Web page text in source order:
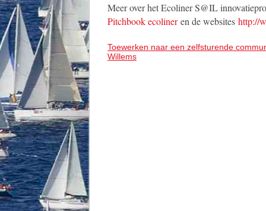
Meer over het Ecoliner S@IL
Pitchbook ecolineren de websites http://
Toewerken naar een zelfsturende
Willems